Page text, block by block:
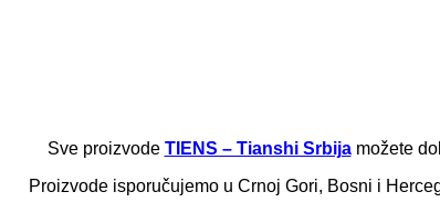
Sve proizvode TIENS – Tianshi Srbijamožete
Proizvode isporučujemo u Crnoj Gori, Bosni i